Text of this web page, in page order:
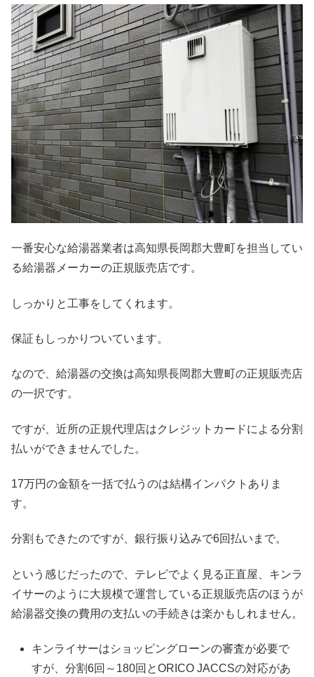
一番安心な給湯器業者は高知県長岡郡大豊町を担当してい
る給湯器メーカーの正規販売店です。
しっかりと工事をしてくれます。
保証もしっかりついています。
なので、給湯器の交換は高知県長岡郡大豊町の正規販売店
の一択です。
ですが、近所の正規代理店はクレジットカードによる分割
払いができませんでした。
17万円の金額を一括で払うのは結構インパクトありま
す。
分割もできたのですが、銀行振り込みで6回払いまで。
という感じだったので、テレビでよく見る正直屋、キンラ
イサーのように大規模で運営している正規販売店のほうが
給湯器交換の費用の支払いの手続きは楽かもしれません。
キンライサーはショッピングローンの審査が必要で
すが、分割6回～180回とORICO JACCSの対応があ